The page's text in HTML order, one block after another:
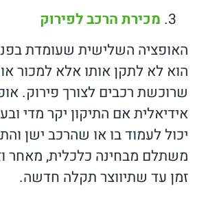
מכירת הרכב לפירוק
האופציה השלישית שעומדת
הוא לא לתקן אותו אלא למכור
שרוכשת רכבים לצורך פירוק.
אידיאלית אם התיקון יקר מדי
יכול לעמוד בו או שהרכב ישן
משתלם מבחינה כלכלית, מאחר
זמן עד שתיווצר תקלה חדשה.